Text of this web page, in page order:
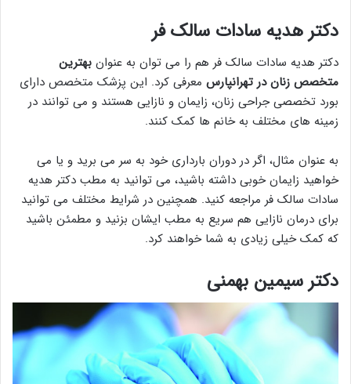
دکتر هدیه سادات سالک فر
دکتر هدیه سادات سالک فر هم را می توان به عنوان بهترین
متخصص زنان در تهرانپارس معرفی کرد. این پزشک متخصص دارای
بورد تخصصی جراحی زنان، زایمان و نازایی هستند و می توانند در
زمینه های مختلف به خانم ها کمک کنند.
به عنوان مثال، اگر در دوران بارداری خود به سر می برید و یا می
خواهید زایمان خوبی داشته باشید، می توانید به مطب دکتر هدیه
سادات سالک فر مراجعه کنید. همچنین در شرایط مختلف می توانید
برای درمان نازایی هم سریع به مطب ایشان بزنید و مطمئن باشید
که کمک خیلی زیادی به شما خواهند کرد.
دکتر سیمین بهمنی